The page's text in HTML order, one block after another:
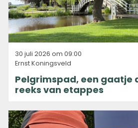
30 juli 2026 om 09:00
Ernst Koningsveld
Pelgrimspad, een gaatje
reeks van etappes